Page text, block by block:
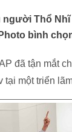
Thổ
bình
đã tận mắt
một triển